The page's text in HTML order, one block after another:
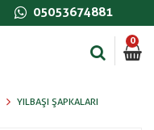
05053674881
0
YILBAŞI ŞAPKALARI